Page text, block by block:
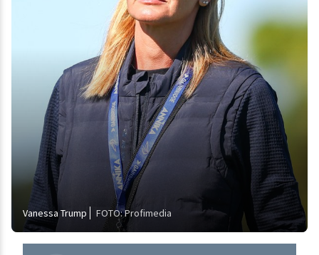
Vanessa Trump FOTO: Profimedia